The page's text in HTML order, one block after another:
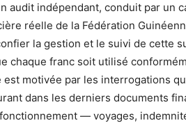
audit indépendant, conduit par un
réelle de la Fédération
la gestion et le suivi de cette
chaque franc soit utilisé
est motivée par les interrogations
dans les derniers documents
— voyages,